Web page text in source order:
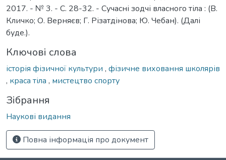
2017. - № 3. - С. 28-32. - Сучасні зодчі власного тіла : (В.
Кличко; О. Верняєв; Г. Різатдінова; Ю. Чебан). (Далі
буде.).
Ключові слова
історія фізичної культури , фізичне виховання школярів
, краса тіла , мистецтво спорту
Зібрання
Наукові видання
Повна інформація про документ